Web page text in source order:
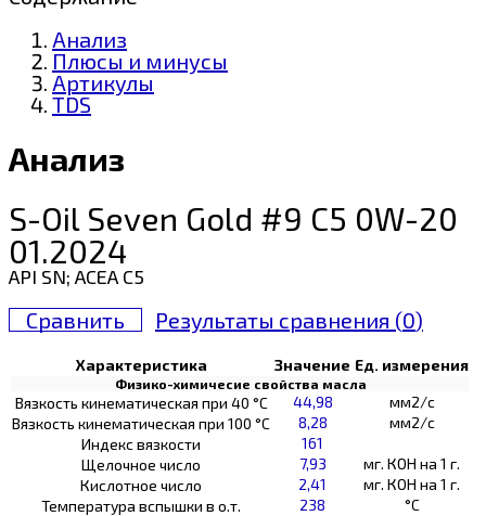
Анализ
Плюсы и минусы
Артикулы
TDS
Анализ
S-Oil Seven Gold #9 C5 0W-20
01.2024
API SN; ACEA C5
Сравнить Результаты сравнения (0)
Характеристика Значение Ед. измерения
Физико-химичесие свойства масла
Вязкость кинематическая при 40 °С 44,98
мм2/с
Вязкость кинематическая при 100 °С
8,28
мм2/с
Индекс вязкости
161
Щелочное число
7,93
мг. КОН на 1 г.
Кислотное число
2,41
мг. КОН на 1 г.
Температура вспышки в о.т.
238
°C